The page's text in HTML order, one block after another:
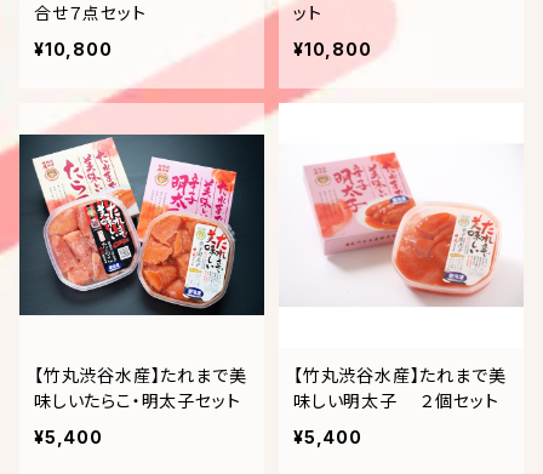
合せ７点セット
¥10,800
ット
¥10,800
【竹丸渋谷水産】たれまで美
味しいたらこ・明太子セット
¥5,400
【竹丸渋谷水産】たれまで美
味しい明太子 ２個セット
¥5,400